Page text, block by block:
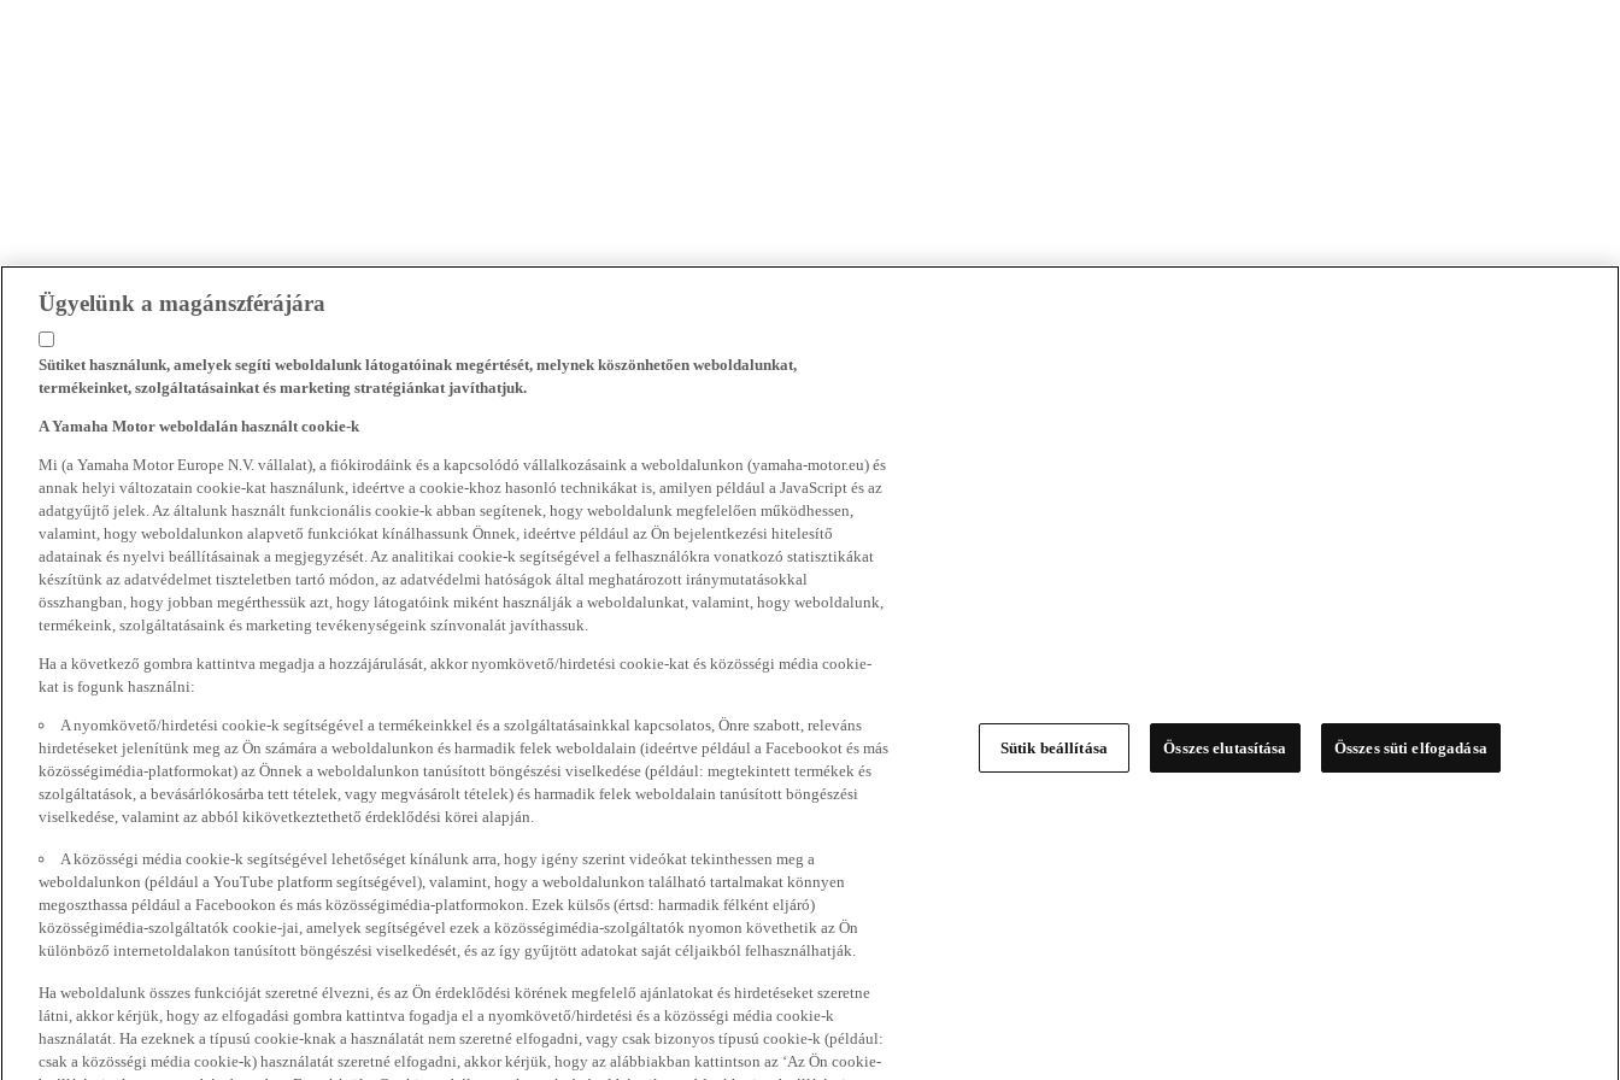
Ügyelünk a magánszférájára
Sütiket használunk, amelyek segíti weboldalunk látogatóinak megértését, melynek köszönhetően weboldalunkat,
termékeinket, szolgáltatásainkat és marketing stratégiánkat javíthatjuk.
A Yamaha Motor weboldalán használt cookie-k
Mi (a Yamaha Motor Europe N.V. vállalat), a fiókirodáink és a kapcsolódó vállalkozásaink a weboldalunkon (yamaha-motor.eu) és
annak helyi változatain cookie-kat használunk, ideértve a cookie-khoz hasonló technikákat is, amilyen például a JavaScript és az
adatgyűjtő jelek. Az általunk használt funkcionális cookie-k abban segítenek, hogy weboldalunk megfelelően működhessen,
valamint, hogy weboldalunkon alapvető funkciókat kínálhassunk Önnek, ideértve például az Ön bejelentkezési hitelesítő
adatainak és nyelvi beállításainak a megjegyzését. Az analitikai cookie-k segítségével a felhasználókra vonatkozó statisztikákat
készítünk az adatvédelmet tiszteletben tartó módon, az adatvédelmi hatóságok által meghatározott iránymutatásokkal
összhangban, hogy jobban megérthessük azt, hogy látogatóink miként használják a weboldalunkat, valamint, hogy weboldalunk,
termékeink, szolgáltatásaink és marketing tevékenységeink színvonalát javíthassuk.
Ha a következő gombra kattintva megadja a hozzájárulását, akkor nyomkövető/hirdetési cookie-kat és közösségi média cookie-
kat is fogunk használni:
A nyomkövető/hirdetési cookie-k segítségével a termékeinkkel és a szolgáltatásainkkal kapcsolatos, Önre szabott, releváns
hirdetéseket jelenítünk meg az Ön számára a weboldalunkon és harmadik felek weboldalain (ideértve például a Facebookot és más
közösségimédia-platformokat) az Önnek a weboldalunkon tanúsított böngészési viselkedése (például: megtekintett termékek és
szolgáltatások, a bevásárlókosárba tett tételek, vagy megvásárolt tételek) és harmadik felek weboldalain tanúsított böngészési
viselkedése, valamint az abból kikövetkeztethető érdeklődési körei alapján.
A közösségi média cookie-k segítségével lehetőséget kínálunk arra, hogy igény szerint videókat tekinthessen meg a
weboldalunkon (például a YouTube platform segítségével), valamint, hogy a weboldalunkon található tartalmakat könnyen
megoszthassa például a Facebookon és más közösségimédia-platformokon. Ezek külsős (értsd: harmadik félként eljáró)
közösségimédia-szolgáltatók cookie-jai, amelyek segítségével ezek a közösségimédia-szolgáltatók nyomon követhetik az Ön
különböző internetoldalakon tanúsított böngészési viselkedését, és az így gyűjtött adatokat saját céljaikból felhasználhatják.
Ha weboldalunk összes funkcióját szeretné élvezni, és az Ön érdeklődési körének megfelelő ajánlatokat és hirdetéseket szeretne
látni, akkor kérjük, hogy az elfogadási gombra kattintva fogadja el a nyomkövető/hirdetési és a közösségi média cookie-k
használatát. Ha ezeknek a típusú cookie-knak a használatát nem szeretné elfogadni, vagy csak bizonyos típusú cookie-k (például:
csak a közösségi média cookie-k) használatát szeretné elfogadni, akkor kérjük, hogy az alábbiakban kattintson az ‘Az Ön cookie-
Sütik beállítása Összes elutasítása Összes süti elfogadása